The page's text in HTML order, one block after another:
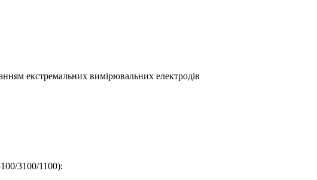
екстремальних вимірювальних електродів
3100/1100):